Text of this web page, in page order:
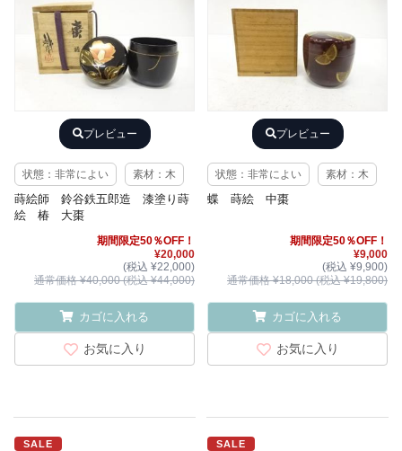
プレビュー
状態：非常によい 素材：木
蒔絵師 鈴谷鉄五郎造 漆塗り蒔
絵 椿 大棗
期間限定50％OFF！
¥20,000
(税込 ¥22,000)
通常価格 ¥40,000 (税込 ¥44,000)
カゴに入れる
お気に入り
プレビュー
状態：非常によい 素材：木
蝶 蒔絵 中棗
期間限定50％OFF！
¥9,000
(税込 ¥9,900)
通常価格 ¥18,000 (税込 ¥19,800)
カゴに入れる
お気に入り
SALE SALE